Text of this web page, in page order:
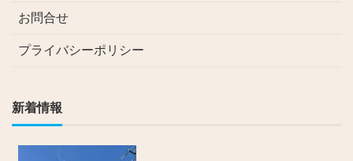
お問合せ
プライバシーポリシー
新着情報